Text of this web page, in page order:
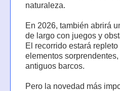
naturaleza.
En 2026, también abrirá
de largo con juegos y
El recorrido estará
elementos
antiguos barcos.
Pero la novedad más